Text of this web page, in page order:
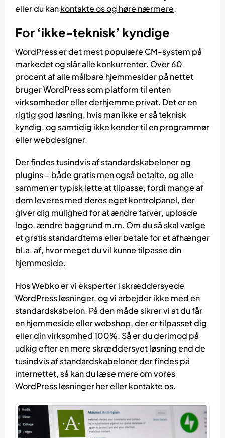
eller du kankontakte os og høre nærmere.
For ‘ikke-teknisk’ kyndige
WordPress er det mest populære CM-system på
markedet og slår alle konkurrenter. Over 60
procent af alle målbare hjemmesider på nettet
bruger WordPress som platform til enten
virksomheder eller derhjemme privat. Det er en
rigtig god løsning, hvis man ikke er så teknisk
kyndig, og samtidig ikke kender til en programmør
eller webdesigner.
Der findes tusindvis af standardskabeloner og
plugins – både gratis men også betalte, og alle
sammen er typisk lette at tilpasse, fordi mange af
dem leveres med deres eget kontrolpanel, der
giver dig mulighed for at ændre farver, uploade
logo, ændre baggrund m.m. Om du så skal vælge
et gratis standardtema eller betale for et afhænger
bl.a. af, hvor meget du vil kunne tilpasse din
hjemmeside.
Hos Webko er vi eksperter i skræddersyede
WordPress løsninger, og vi arbejder ikke med en
standardskabelon. På den måde sikrer vi at du får
enhjemmesideellerwebshop, der er tilpasset dig
eller din virksomhed 100%. Så er du derimod på
udkig efter en mere skræddersyet løsning end de
tusindvis af standardskabeloner der findes på
internettet, så kan du læse mere om vores
WordPress løsninger herellerkontakte os.